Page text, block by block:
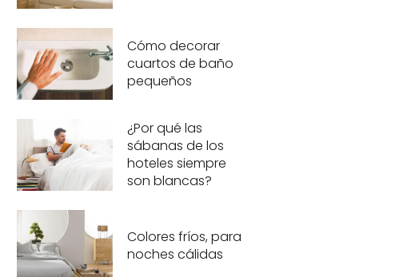
Cómo decorar
cuartos de baño
pequeños
¿Por qué las
sábanas de los
hoteles siempre
son blancas?
Colores fríos, para
noches cálidas